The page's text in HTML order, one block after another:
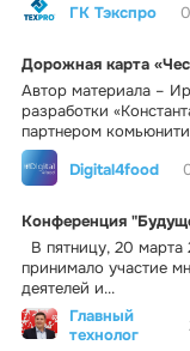
ГК Тэкспро
Дорожная карта
Автор материала –
разработки
партнером
Digital4food
Конференция
В пятницу, 20
принимало участие
деятелей и...
Главный
технолог